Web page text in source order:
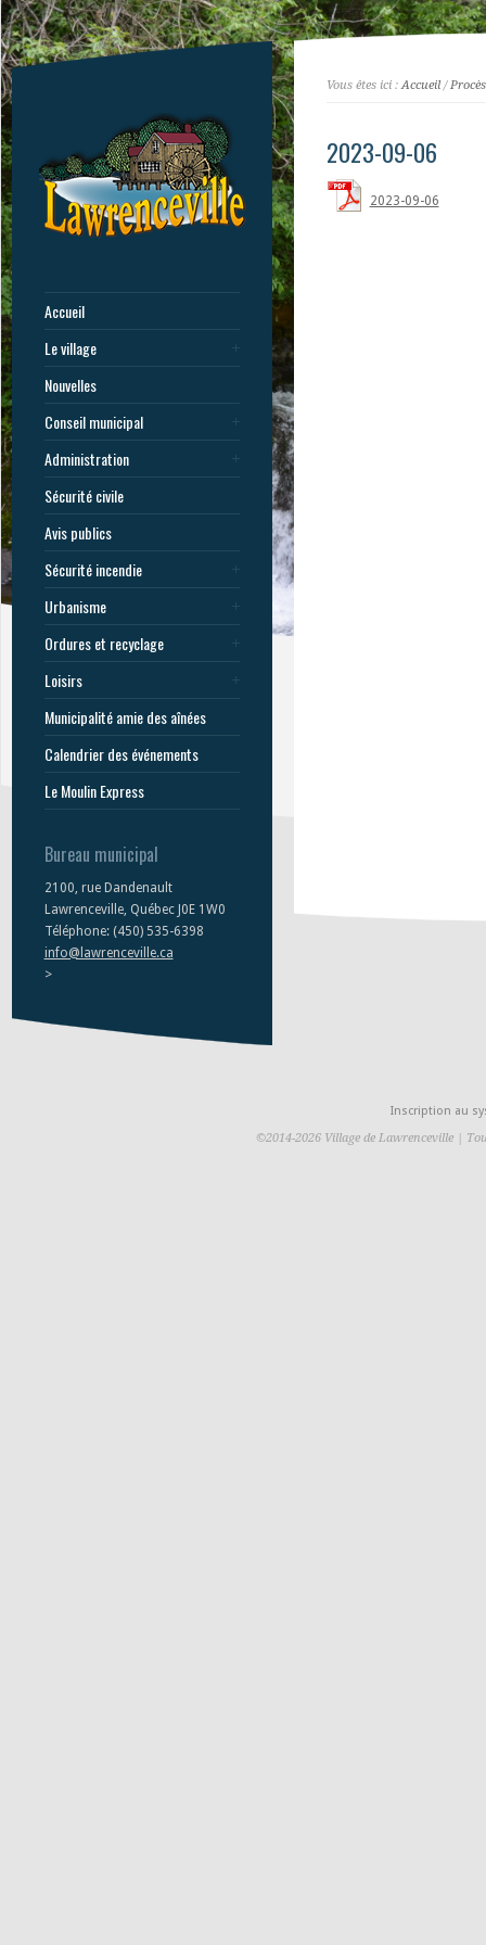
Accueil
Le village
Nouvelles
Conseil municipal
Administration
Sécurité civile
Avis publics
Sécurité incendie
Urbanisme
Ordures et recyclage
Loisirs
Municipalité amie des aînées
Calendrier des événements
Le Moulin Express
Bureau municipal
2100, rue Dandenault
Lawrenceville, Québec J0E 1W0
Téléphone: (450) 535-6398
info@lawrenceville.ca
>
Vous êtes ici :Accueil/
2023-09-06
2023-09-06
Inscription au
©2014-2026 Village de Lawrenceville |